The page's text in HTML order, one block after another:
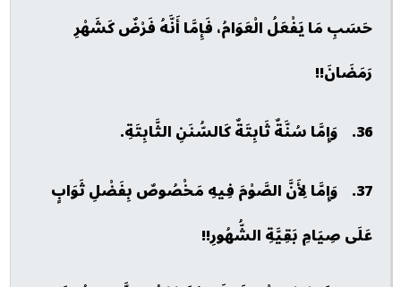
حَسَبِ مَا يَفْعَلُ الْعَوَامُ، فَإِمَّا أَنَّهُ فَرْضٌ كَشَهْرِ
رَمَضَانَ!!
36. وَإِمَّا سُنَّةٌ ثَابِتَةٌ كَالسُّنَنِ الثَّابِتَةِ.
37. وَإِمَّا لِأَنَّ الصَّوْمَ فِيهِ مَخْصُوصٌ بِفَضْلِ ثَوَابٍ
عَلَى صِيَامِ بَقِيَّةِ الشُّهُورِ!!